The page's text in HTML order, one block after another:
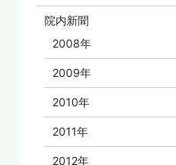
院内新聞
2008年
2009年
2010年
2011年
2012年